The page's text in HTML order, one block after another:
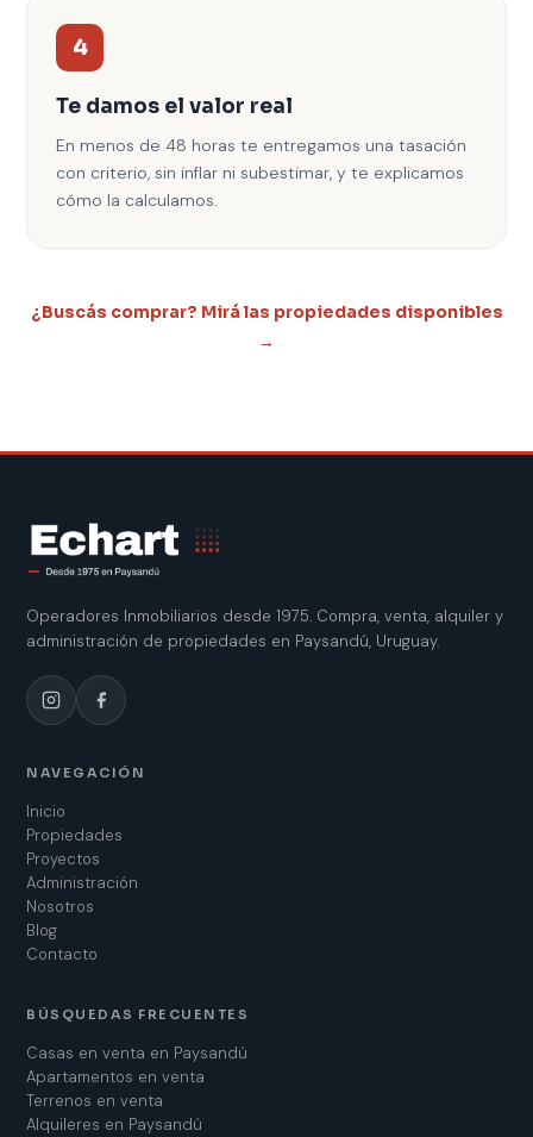
4
Te damos el valor real
En menos de 48 horas te entregamos una tasación
con criterio, sin inflar ni subestimar, y te explicamos
cómo la calculamos.
¿Buscás comprar? Mirá las propiedades disponibles
→
Operadores Inmobiliarios desde 1975. Compra, venta, alquiler y
administración de propiedades en Paysandú, Uruguay.
NAVEGACIÓN
Inicio
Propiedades
Proyectos
Administración
Nosotros
Blog
Contacto
BÚSQUEDAS FRECUENTES
Casas en venta en Paysandú
Apartamentos en venta
Terrenos en venta
Alquileres en Paysandú